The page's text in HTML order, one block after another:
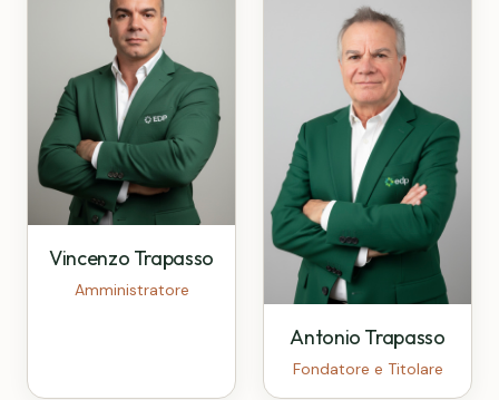
Vincenzo Trapasso
Amministratore
Antonio Trapasso
Fondatore e Titolare